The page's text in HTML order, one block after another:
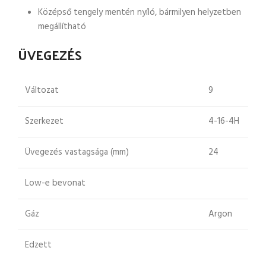
Középső tengely mentén nyíló, bármilyen helyzetben
megállítható
ÜVEGEZÉS
Változat 9
Szerkezet 4-16-4H
Üvegezés vastagsága (mm) 24
Low-e bevonat
Gáz Argon
Edzett